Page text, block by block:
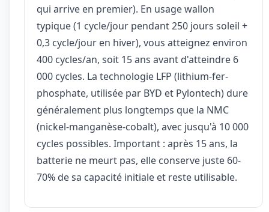
qui arrive en premier). En usage wallon
typique (1 cycle/jour pendant 250 jours soleil +
0,3 cycle/jour en hiver), vous atteignez environ
400 cycles/an, soit 15 ans avant d'atteindre 6
000 cycles. La technologie LFP (lithium-fer-
phosphate, utilisée par BYD et Pylontech) dure
généralement plus longtemps que la NMC
(nickel-manganèse-cobalt), avec jusqu'à 10 000
cycles possibles. Important : après 15 ans, la
batterie ne meurt pas, elle conserve juste 60-
70% de sa capacité initiale et reste utilisable.